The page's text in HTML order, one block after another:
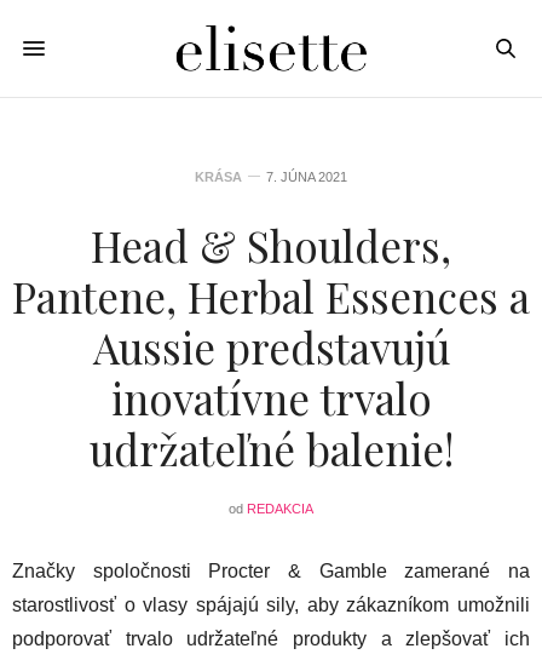
KRÁSA 7. JÚNA 2021
Head & Shoulders,
Pantene, Herbal Essences a
Aussie predstavujú
inovatívne trvalo
udržateľné balenie!
od REDAKCIA
Značky spoločnosti Procter & Gamble zamerané na
starostlivosť o vlasy spájajú sily, aby zákazníkom umožnili
podporovať trvalo udržateľné produkty a zlepšovať ich